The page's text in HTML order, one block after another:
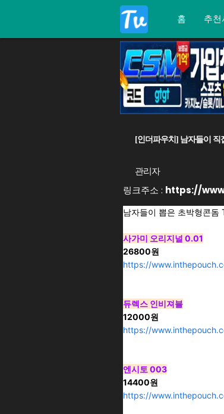
홈 추
[인더파우치] 남자들이 직
관리자
링크주소 : https://
남자들이 뽑은 초박형콘돔
사가미 오리지널 0.01
26800원
https://
듀렉스 인비져블
12000원
https://
엔시토 003
14400원
https://